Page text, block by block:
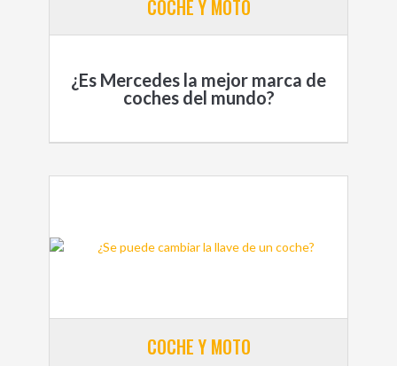
COCHE Y MOTO
¿Es Mercedes la mejor marca de
coches del mundo?
COCHE Y MOTO